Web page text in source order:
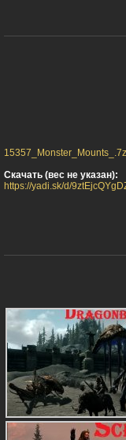
Скачать (вес не указан):
https://yadi.sk/d/